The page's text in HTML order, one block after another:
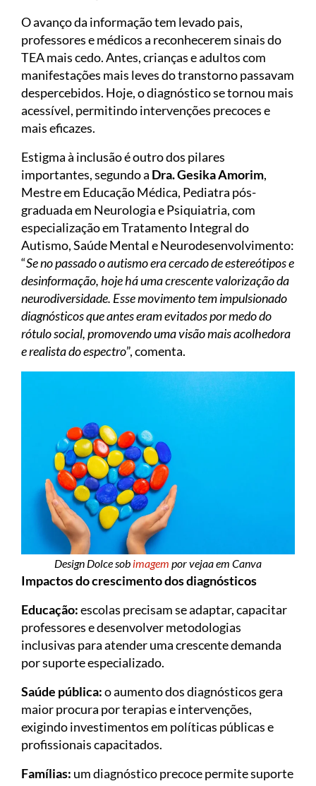
O avanço da informação tem levado pais,
professores e médicos a reconhecerem sinais do
TEA mais cedo. Antes, crianças e adultos com
manifestações mais leves do transtorno passavam
despercebidos. Hoje, o diagnóstico se tornou mais
acessível, permitindo intervenções precoces e
mais eficazes.
Estigma à inclusão é outro dos pilares
importantes, segundo a Dra. Gesika Amorim,
Mestre em Educação Médica, Pediatra pós-
graduada em Neurologia e Psiquiatria, com
especialização em Tratamento Integral do
Autismo, Saúde Mental e Neurodesenvolvimento:
“Se no passado o autismo era cercado de estereótipos e
desinformação, hoje há uma crescente valorização da
neurodiversidade. Esse movimento tem impulsionado
diagnósticos que antes eram evitados por medo do
rótulo social, promovendo uma visão mais acolhedora
e realista do espectro”, comenta.
Design Dolce sob imagem por vejaa em Canva
Impactos do crescimento dos diagnósticos
Educação:escolas precisam se adaptar, capacitar
professores e desenvolver metodologias
inclusivas para atender uma crescente demanda
por suporte especializado.
Saúde pública:o aumento dos diagnósticos gera
maior procura por terapias e intervenções,
exigindo investimentos em políticas públicas e
profissionais capacitados.
Famílias: um diagnóstico precoce permite suporte